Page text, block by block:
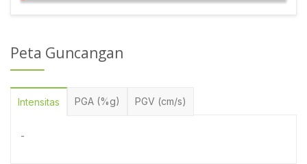
Peta Guncangan
Intensitas PGA (%g) PGV (cm/s)
-